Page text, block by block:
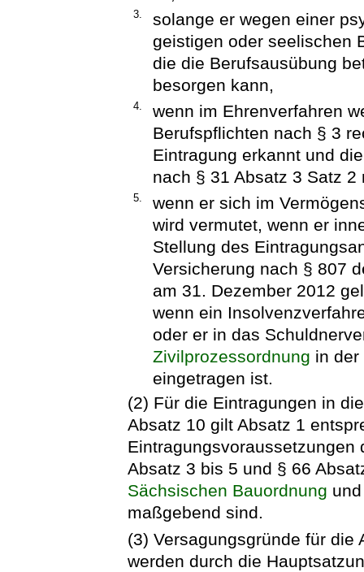
3.
solange er wegen einer
geistigen oder seelischen
die die Berufsausübung
besorgen kann,
4.
wenn im Ehrenverfahren
Berufspflichten nach § 3
Eintragung erkannt und
nach § 31 Absatz 3 Satz
5.
wenn er sich im
wird vermutet, wenn er
Stellung des
Versicherung nach § 807
am 31. Dezember 2012
wenn ein
oder er in das
Zivilprozessordnung in der
eingetragen ist.
(2) Für die Eintragungen in
Absatz 10 gilt Absatz 1
Absatz 3 bis 5 und § 66
Sächsischen Bauordnung
maßgebend sind.
(3) Versagungsgründe für
werden durch die